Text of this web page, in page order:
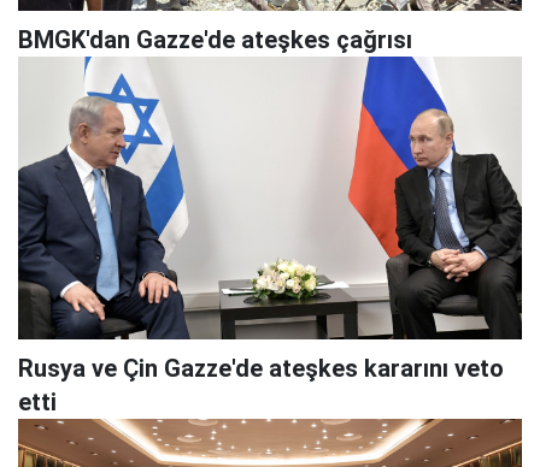
BMGK'dan Gazze'de ateşkes çağrısı
Rusya ve Çin Gazze'de ateşkes kararını veto
etti